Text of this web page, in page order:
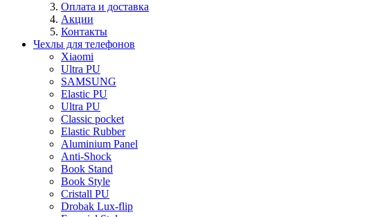
Оплата и доставка
Акции
Контакты
Чехлы для телефонов
Xiaomi
Ultra PU
SAMSUNG
Elastic PU
Ultra PU
Classic pocket
Elastic Rubber
Aluminium Panel
Anti-Shock
Book Stand
Book Style
Cristall PU
Drobak Lux-flip